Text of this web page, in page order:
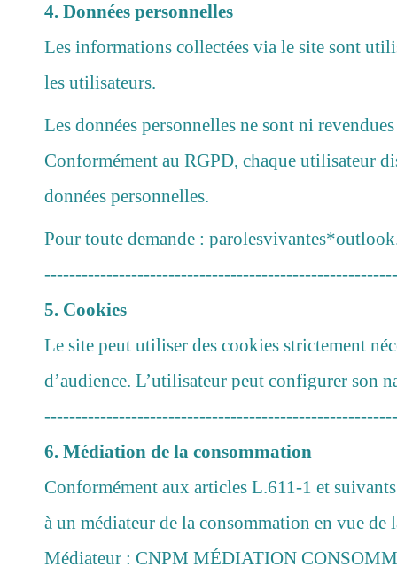
4. Données personnelles
Les informations collectées via le site sont
les utilisateurs.
Les données personnelles ne sont ni
Conformément au RGPD, chaque utilisateur
données personnelles.
Pour toute demande :
5. Cookies
Le site peut utiliser des cookies strictement
d’audience. L’utilisateur peut configurer son
6. Médiation de la consommation
Conformément aux articles L.611-1 et
à un médiateur de la consommation en vue
Médiateur : CNPM MÉDIATION